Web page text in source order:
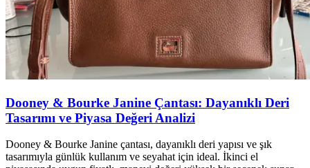
Dooney & Bourke Janine Çantası: Dayanıklı Deri
Tasarımı ve Piyasa Değeri Analizi
Dooney & Bourke Janine çantası, dayanıklı deri yapısı ve şık
tasarımıyla günlük kullanım ve seyahat için ideal. İkinci el